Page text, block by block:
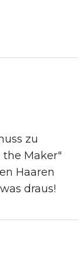
zu
Maker"
Haaren
draus!